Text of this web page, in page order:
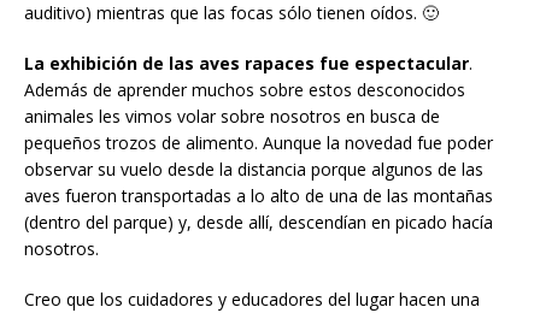
auditivo) mientras que las focas sólo tienen oídos. 🙂
La exhibición de las aves rapaces fue espectacular.
Además de aprender muchos sobre estos desconocidos
animales les vimos volar sobre nosotros en busca de
pequeños trozos de alimento. Aunque la novedad fue poder
observar su vuelo desde la distancia porque algunos de las
aves fueron transportadas a lo alto de una de las montañas
(dentro del parque) y, desde allí, descendían en picado hacía
nosotros.
Creo que los cuidadores y educadores del lugar hacen una